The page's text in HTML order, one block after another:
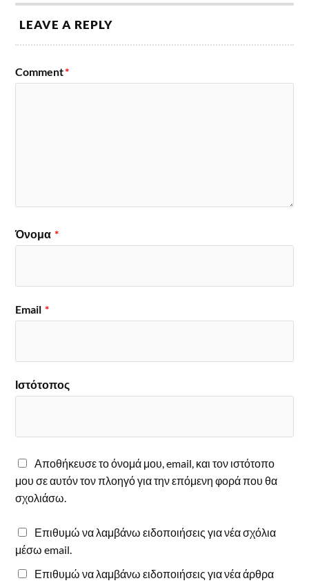
LEAVE A REPLY
Comment*
Όνομα *
Email *
Ιστότοπος
Αποθήκευσε το όνομά μου, email, και τον ιστότοπο
μου σε αυτόν τον πλοηγό για την επόμενη φορά που θα
σχολιάσω.
Επιθυμώ να λαμβάνω ειδοποιήσεις για νέα σχόλια
μέσω email.
Επιθυμώ να λαμβάνω ειδοποιήσεις για νέα άρθρα